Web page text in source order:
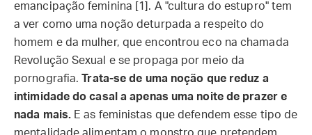
emancipação feminina [1]. A "cultura do estupro" tem
a ver como uma noção deturpada a respeito do
homem e da mulher, que encontrou eco na chamada
Revolução Sexual e se propaga por meio da
pornografia.Trata-se de uma noção que reduz a
intimidade do casal a apenas uma noite de prazer e
nada mais. E as feministas que defendem esse tipo de